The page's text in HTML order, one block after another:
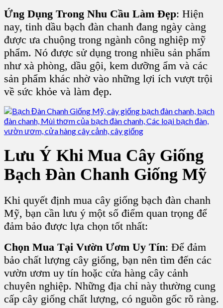
Ứng Dụng Trong Nhu Cầu Làm Đẹp: Hiện
nay, tinh dầu bạch đàn chanh đang ngày càng
được ưa chuộng trong ngành công nghiệp mỹ
phẩm. Nó được sử dụng trong nhiều sản phẩm
như xà phòng, dầu gội, kem dưỡng ẩm và các
sản phẩm khác nhờ vào những lợi ích vượt trội
về sức khỏe và làm đẹp.
Lưu Ý Khi Mua Cây Giống
Bạch Đàn Chanh Giống Mỹ
Khi quyết định mua cây giống bạch đàn chanh
Mỹ, bạn cần lưu ý một số điểm quan trọng để
đảm bảo được lựa chọn tốt nhất:
Chọn Mua Tại Vườn Ươm Uy Tín: Để đảm
bảo chất lượng cây giống, bạn nên tìm đến các
vườn ươm uy tín hoặc cửa hàng cây cảnh
chuyên nghiệp. Những địa chỉ này thường cung
cấp cây giống chất lượng, có nguồn gốc rõ ràng.